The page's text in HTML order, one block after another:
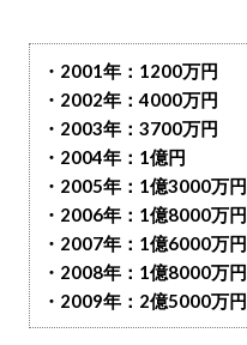
・2001年：1200万円
・2002年：4000万円
・2003年：3700万円
・2004年：1億円
・2005年：1億3000万円
・2006年：1億8000万円
・2007年：1億6000万円
・2008年：1億8000万円
・2009年：2億5000万円